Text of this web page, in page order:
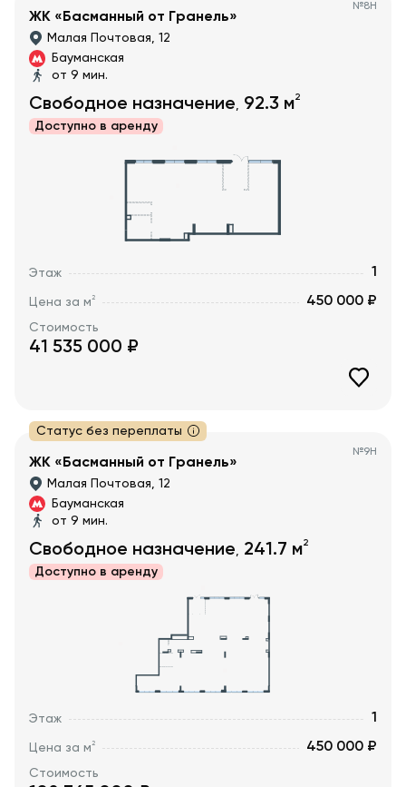
№8Н
ЖК «Басманный от Гранель»
Малая Почтовая, 12
Бауманская
от 9 мин.
Свободное назначение, 92.3 м2
Доступно в аренду
Этаж 1
Цена за м2 450 000 ₽
Стоимость
41 535 000 ₽
Статус без переплаты
№9Н
ЖК «Басманный от Гранель»
Малая Почтовая, 12
Бауманская
от 9 мин.
Свободное назначение 241.7 м2
Доступно в аренду
Этаж 1
Цена за м2 450 000 ₽
Стоимость